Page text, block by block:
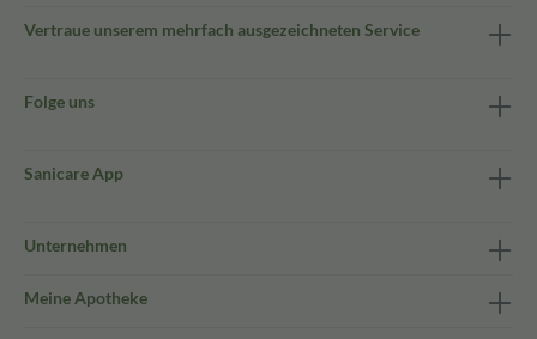
Vertraue unserem mehrfach ausgezeichneten Service
Folge uns
Sanicare App
Unternehmen
Meine Apotheke